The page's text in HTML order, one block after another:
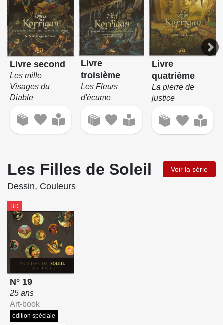
Livre second
Les mille
Visages du
Diable
Livre
troisième
Les Fleurs
d'écume
Livre
quatrième
La pierre de
justice
Les Filles de Soleil Voir la série
Dessin, Couleurs
BD
N° 19
25 ans
Art-book
édition spéciale